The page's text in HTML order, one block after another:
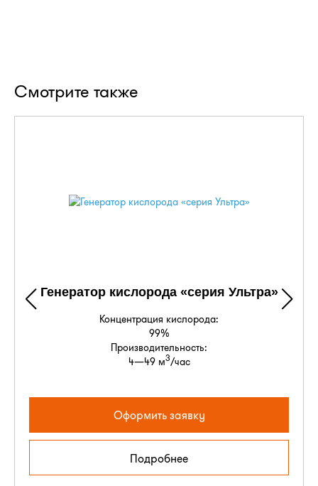
Смотрите также
Генератор кислорода «серия Ультра»
Концентрация кислорода:
99%
Производительность:
4—49 м3/час
Оформить заявку
Подробнее